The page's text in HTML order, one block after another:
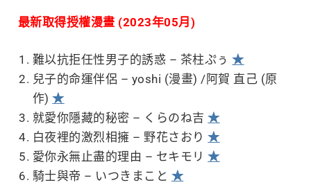
最新取得授權漫畫 (2023年05月)
難以抗拒任性男子的誘惑 – 茶柱ぷぅ★
兒子的命運伴侶 – yoshi (漫畫) /阿賀 直己 (原
作)★
就愛你隱藏的秘密 – くらのね吉★
白夜裡的激烈相擁 – 野花さおり★
愛你永無止盡的理由 – セキモリ★
騎士與帝 – いつきまこと ★